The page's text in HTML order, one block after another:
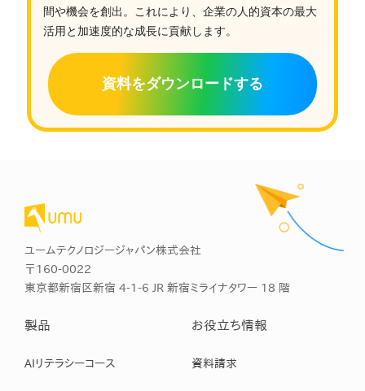
間や機会を創出。これにより、企業の人的資本の最大
活用と加速度的な成長に貢献します。
資料をダウンロードする
ユームテクノロジージャパン株式会社
〒160-0022
東京都新宿区新宿 4-1-6 JR 新宿ミライナタワー 18 階
製品
AIリテラシーコース
お役立ち情報
資料請求